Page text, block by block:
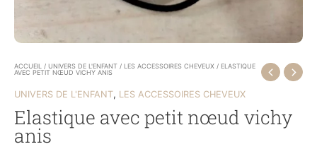
ACCUEIL / UNIVERS DE L'ENFANT / LES ACCESSOIRES CHEVEUX / ELASTIQUE
AVEC PETIT NŒUD VICHY ANIS
UNIVERS DE L'ENFANT, LES ACCESSOIRES CHEVEUX
Elastique avec petit nœud vichy
anis